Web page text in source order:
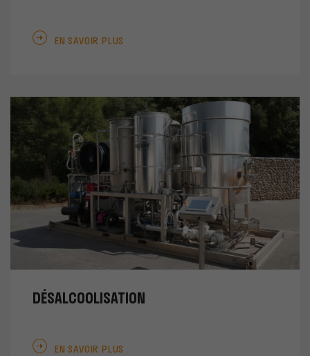
EN SAVOIR PLUS
DÉSALCOOLISATION
EN SAVOIR PLUS